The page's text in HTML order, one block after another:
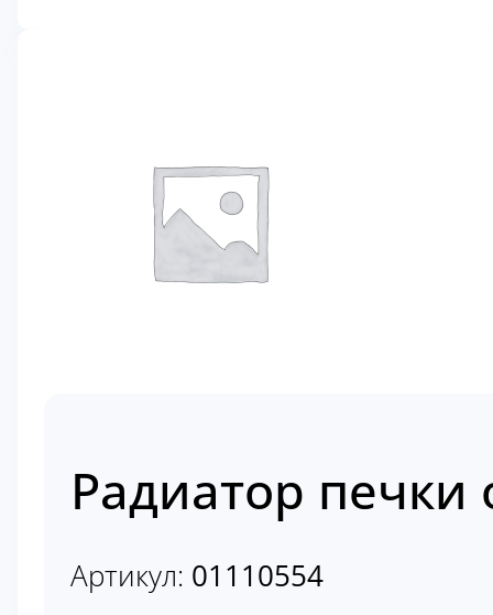
Радиатор печки
Артикул: 01110554